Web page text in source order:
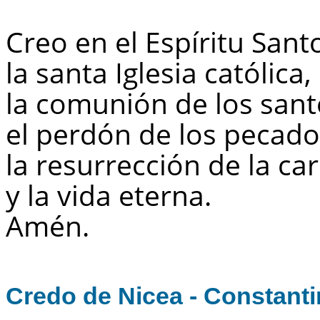
Creo en el Espíritu
la santa Iglesia católica,
la comunión de los
el perdón de los
la resurrección de la
y la vida eterna.
Amén.
Credo de Nicea -